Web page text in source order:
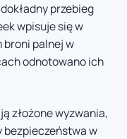
przebieg
wpisuje się w
palnej w
odnotowano ich
złożone wyzwania,
bezpieczeństwa w